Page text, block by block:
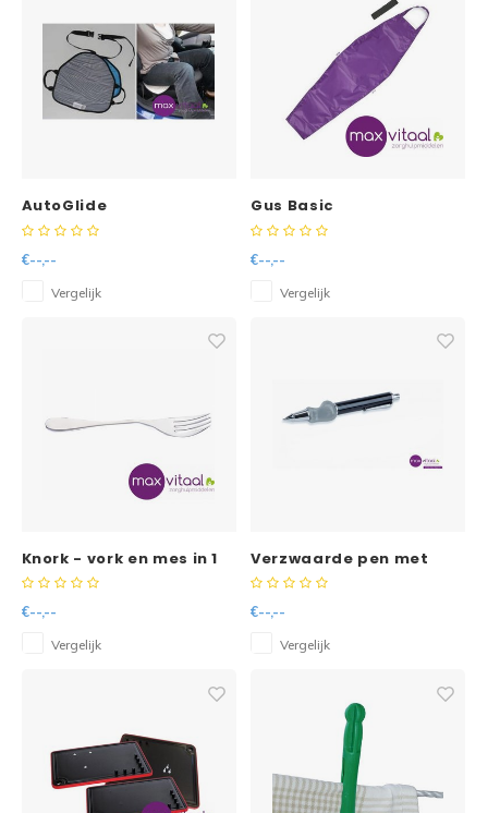
AutoGlide
€--,--
Vergelijk
Gus Basic
€--,--
Vergelijk
Knork - vork en mes in 1
€--,--
Vergelijk
Verzwaarde pen met
ergonomische greep
€--,--
Vergelijk